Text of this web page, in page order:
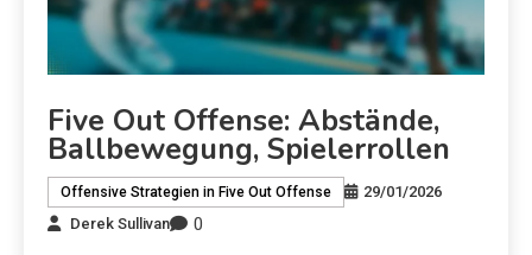
Five Out Offense: Abstände,
Ballbewegung, Spielerrollen
Offensive Strategien in Five Out Offense
29/01/2026
Derek Sullivan
0